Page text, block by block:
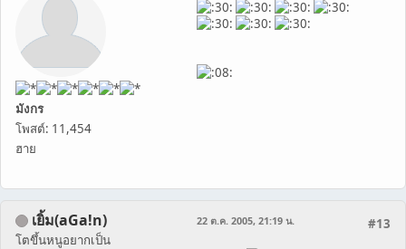
มังกร
โพสต์: 11,454
ฮาย
เยิ้ม(aGa!n)
โตขึ้นหนูอยากเป็น
#13
22 ต.ค. 2005, 21:19 น.